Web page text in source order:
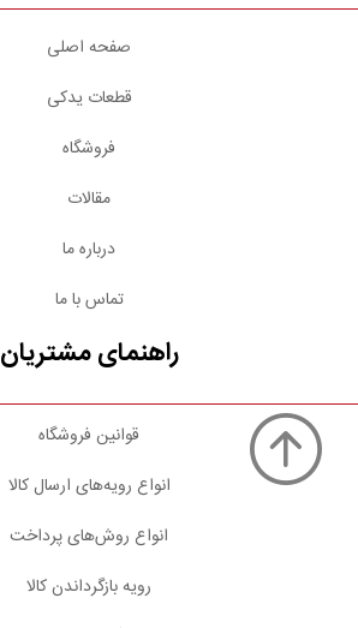
صفحه اصلی
قطعات یدکی
فروشگاه
مقالات
درباره ما
تماس با ما
راهنمای مشتریان
قوانین فروشگاه
انواع رویه‌های ارسال کالا
انواع روش‌های پرداخت
رویه بازگرداندن کالا